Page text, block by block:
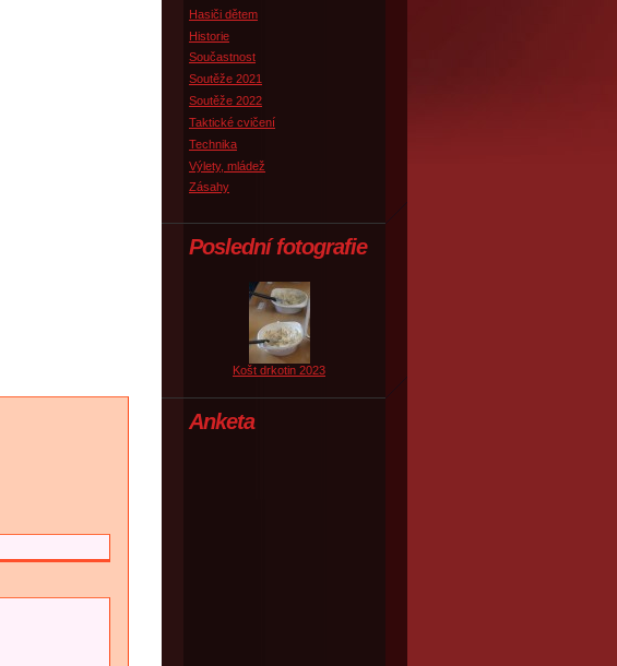
Hasiči dětem
Historie
Součastnost
Soutěže 2021
Soutěže 2022
Taktické cvičení
Technika
Výlety, mládež
Zásahy
Poslední fotografie
Košt drkotin 2023
Anketa